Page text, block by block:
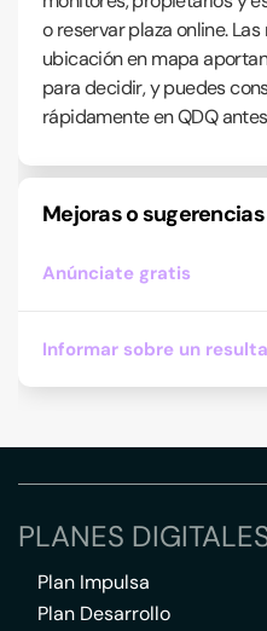
o reservar plaza online.
ubicación en mapa
para decidir, y puedes
rápidamente en QDQ
Mejoras o
Anúnciate gratis
Informar sobre un
PLANES
Plan Impulsa
Plan Desarrollo